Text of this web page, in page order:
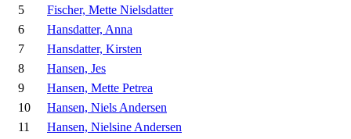
5
Fischer, Mette Nielsdatter
6
Hansdatter, Anna
7
Hansdatter, Kirsten
8
Hansen, Jes
9
Hansen, Mette Petrea
10
Hansen, Niels Andersen
11
Hansen, Nielsine Andersen